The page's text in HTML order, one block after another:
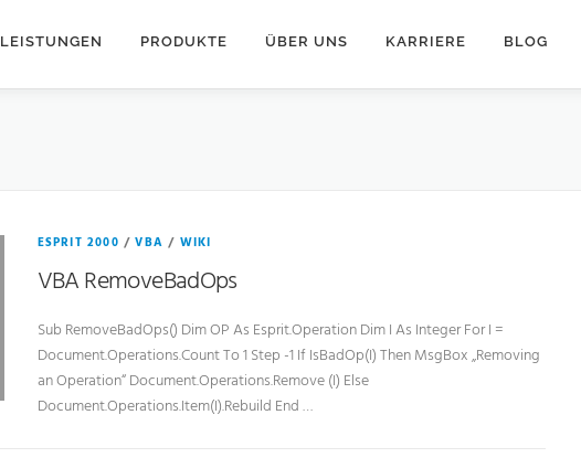
LEISTUNGEN PRODUKTE ÜBER UNS KARRIERE BLOG
ESPRIT 2000 /VBA / WIKI
VBA RemoveBadOps
Sub RemoveBadOps() Dim OP As Esprit.Operation Dim I As Integer For I =
Document.Operations.Count To 1 Step -1 If IsBadOp(I) Then MsgBox „Removing
an Operation“ Document.Operations.Remove (I) Else
Document.Operations.Item(I).Rebuild End …